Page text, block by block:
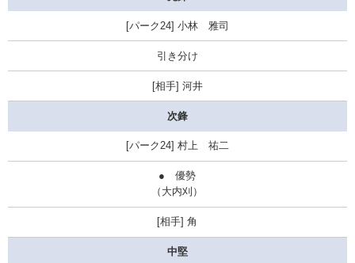
小林 雅司
引き分け
河井
次鋒
村上 祐二
● 優勢
（大内刈）
角
中堅